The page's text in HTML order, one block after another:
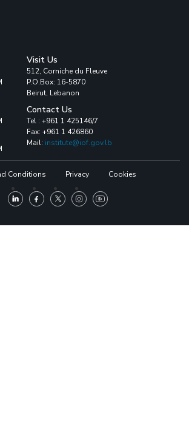
Visit Us
512, Corniche du Fleuve
P.O.Box: 16-5870
Beirut, Lebanon
Contact Us
Tel : +961 1 425146/7
Fax: +961 1 426860
Mail: institute@iof.gov.lb
Conditions Privacy Cookies